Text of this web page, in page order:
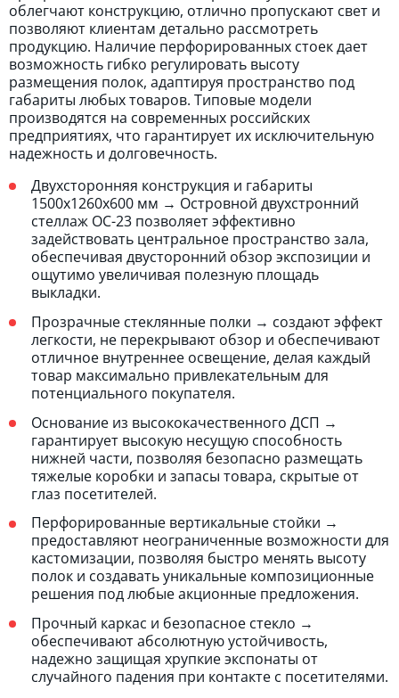
облегчают конструкцию, отлично пропускают свет и
позволяют клиентам детально рассмотреть
продукцию. Наличие перфорированных стоек дает
возможность гибко регулировать высоту
размещения полок, адаптируя пространство под
габариты любых товаров. Типовые модели
производятся на современных российских
предприятиях, что гарантирует их исключительную
надежность и долговечность.
Двухсторонняя конструкция и габариты
1500х1260х600 мм → Островной двухстронний
стеллаж ОС-23 позволяет эффективно
задействовать центральное пространство зала,
обеспечивая двусторонний обзор экспозиции и
ощутимо увеличивая полезную площадь
выкладки.
Прозрачные стеклянные полки → создают эффект
легкости, не перекрывают обзор и обеспечивают
отличное внутреннее освещение, делая каждый
товар максимально привлекательным для
потенциального покупателя.
Основание из высококачественного ДСП →
гарантирует высокую несущую способность
нижней части, позволяя безопасно размещать
тяжелые коробки и запасы товара, скрытые от
глаз посетителей.
Перфорированные вертикальные стойки →
предоставляют неограниченные возможности для
кастомизации, позволяя быстро менять высоту
полок и создавать уникальные композиционные
решения под любые акционные предложения.
Прочный каркас и безопасное стекло →
обеспечивают абсолютную устойчивость,
надежно защищая хрупкие экспонаты от
случайного падения при контакте с посетителями.